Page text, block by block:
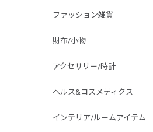
ファッション雑貨
財布/小物
アクセサリー/時計
ヘルス&コスメティクス
インテリア/ルームアイテム